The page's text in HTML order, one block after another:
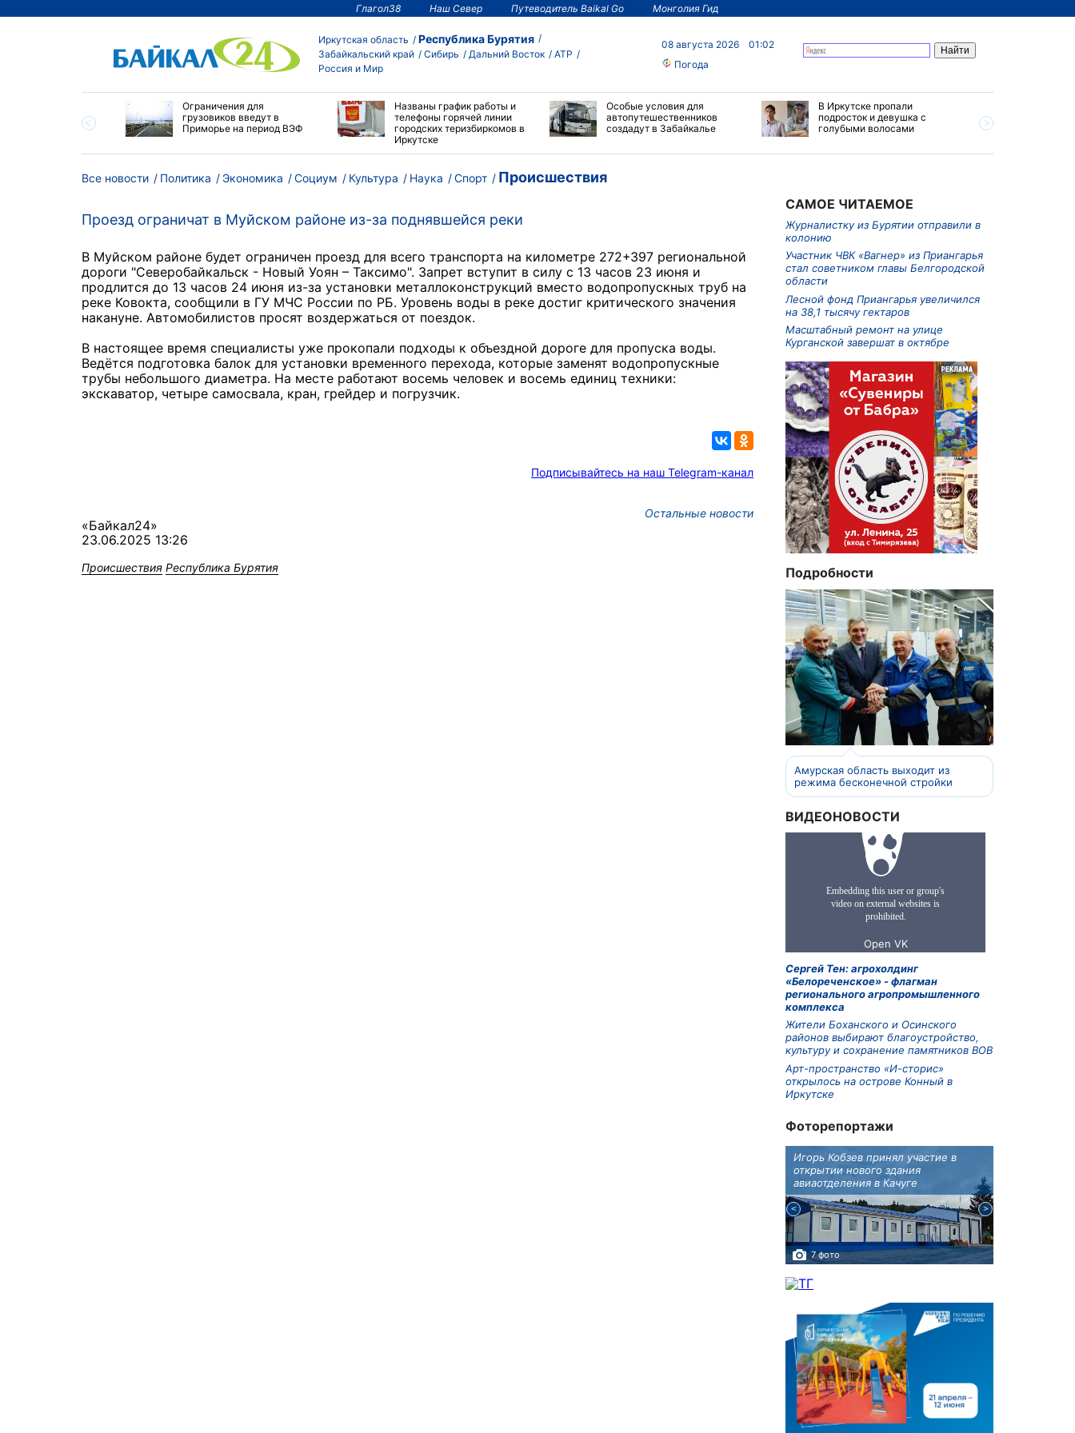
Глагол38 Наш Север Путеводитель Baikal Go Монголия Гид
Иркутская область Республика Бурятия
Забайкальский край Сибирь Дальний Восток
АТР
Россия и Мир
08 августа 2026
01:02
Погода
по управлению
Ограничения для
грузовиков введут в
Приморье на период ВЭФ
Названы график работы и
телефоны горячей линии
городских теризбиркомов в
Иркутске
Особые условия для
автопутешественников
создадут в Забайкалье
В Иркутске пропали
подросток и девушка с
голубыми волосами
Все новости Политика Экономика Социум Культура Наука Спорт Происшествия
Проезд ограничат в Муйском районе из-за поднявшейся реки
В Муйском районе будет ограничен проезд для всего транспорта на километре 272+З97 региональной
дороги "Северобайкальск - Новый Уоян – Таксимо". Запрет вступит в силу с 13 часов 23 июня и
продлится до 13 часов 24 июня из-за установки металлоконструкций вместо водопропускных труб на
реке Ковокта, сообщили в ГУ МЧС России по РБ. Уровень воды в реке достиг критического значения
накануне. Автомобилистов просят воздержаться от поездок.
В настоящее время специалисты уже прокопали подходы к объездной дороге для пропуска воды.
Ведётся подготовка балок для установки временного перехода, которые заменят водопропускные
трубы небольшого диаметра. На месте работают восемь человек и восемь единиц техники:
экскаватор, четыре самосвала, кран, грейдер и погрузчик.
Подписывайтесь на наш Telegram-канал
Остальные новости
«Байкал24»
23.06.2025 13:26
Происшествия Республика Бурятия
САМОЕ ЧИТАЕМОЕ
Журналистку из Бурятии отправили в
колонию
Участник ЧВК «Вагнер» из Приангарья
стал советником главы Белгородской
области
Лесной фонд Приангарья увеличился
на 38,1 тысячу гектаров
Масштабный ремонт на улице
Курганской завершат в октябре
Подробности
Амурская область выходит из
режима бесконечной стройки
ВИДЕОНОВОСТИ
Сергей Тен: агрохолдинг
«Белореченское» - флагман
регионального агропромышленного
комплекса
Жители Боханского и Осинского
районов выбирают благоустройство,
культуру и сохранение памятников ВОВ
Арт-пространство «И-сторис»
открылось на острове Конный в
Иркутске
Фоторепортажи
Игорь Кобзев принял участие в
открытии нового здания
авиаотделения в Качуге
7 фото